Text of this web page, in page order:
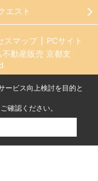
エスト
スマップ
PCサイト
動産販売 京都支
ービス向上検討を目的と
確認ください。